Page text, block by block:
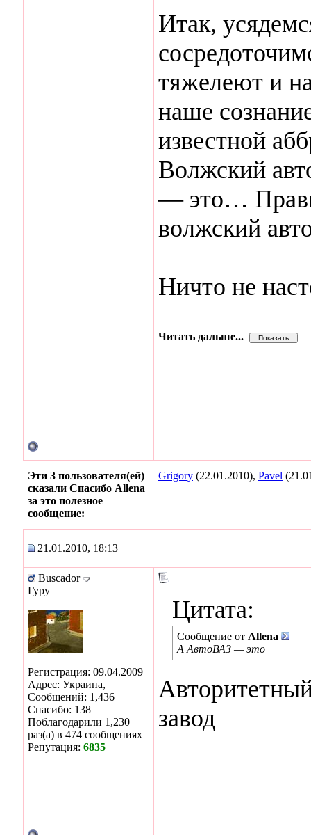
Итак,
тяжелеют и
наше
известной
Волжский
— это…
волжский
Ничто не
Читать дальше...
Эти 3 пользователя(ей)
сказали Спасибо Allena
за это полезное
сообщение:
Grigory (22.01.2010), Pavel
21.01.2010, 18:13
Buscador
Гуру
Регистрация: 09.04.2009
Адрес: Украина,
Сообщений: 1,436
Спасибо: 138
Поблагодарили 1,230
раз(а) в 474 сообщениях
Репутация: 6835
Цитата:
Сообщение от Allena
А АвтоВАЗ — это
завод